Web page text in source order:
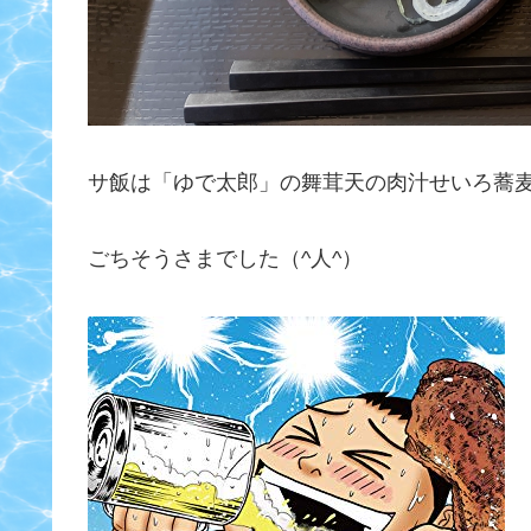
サ飯は「ゆで太郎」の舞茸天の肉汁せいろ蕎
ごちそうさまでした（^人^）